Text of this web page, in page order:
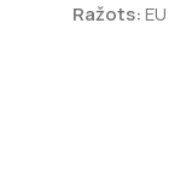
Ražots:EU